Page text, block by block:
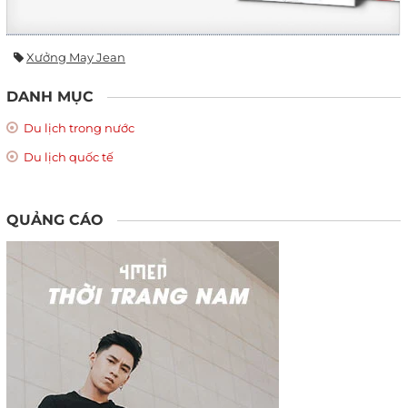
Xưởng May Jean
DANH MỤC
Du lịch trong nước
Du lịch quốc tế
QUẢNG CÁO